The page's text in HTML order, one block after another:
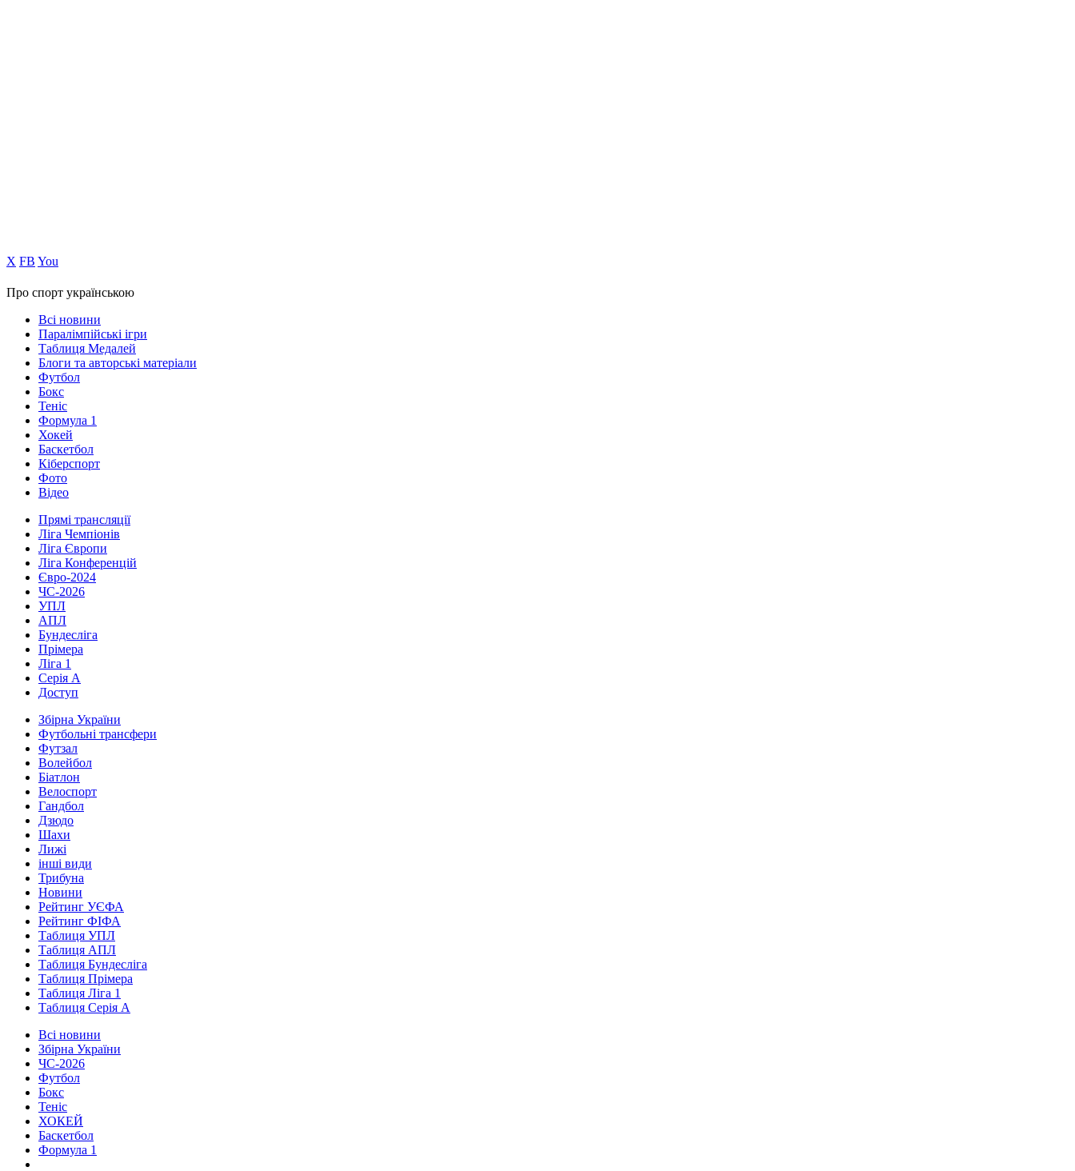
Х FB You
Про спорт українською
Всі новини
Паралімпійські ігри
Таблиця Медалей
Блоги та авторські матеріали
Футбол
Бокс
Теніс
Формула 1
Хокей
Баскетбол
Кіберспорт
Фото
Відео
Прямі трансляції
Ліга Чемпіонів
Ліга Європи
Ліга Конференцій
Євро-2024
ЧС-2026
УПЛ
АПЛ
Бундесліга
Прімера
Ліга 1
Серія А
Доступ
Збірна України
Футбольні трансфери
Футзал
Волейбол
Біатлон
Велоспорт
Гандбол
Дзюдо
Шахи
Лижі
інші види
Трибуна
Новини
Рейтинг УЄФА
Рейтинг ФІФА
Таблиця УПЛ
Таблиця АПЛ
Таблиця Бундесліга
Таблиця Прімера
Таблиця Ліга 1
Таблиця Серія А
Всі новини
Збірна України
ЧС-2026
Футбол
Бокс
Теніс
ХОКЕЙ
Баскетбол
Формула 1